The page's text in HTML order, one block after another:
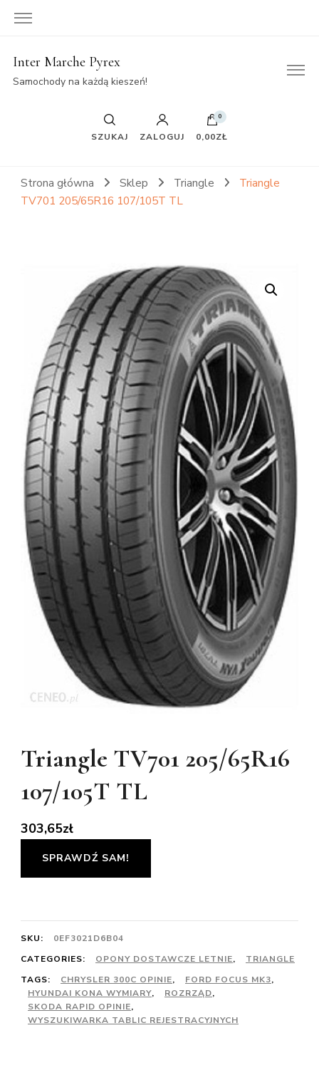
Inter Marche Pyrex
Samochody na każdą kieszeń!
SZUKAJ ZALOGUJ
0
0,00ZŁ
Strona główna Sklep Triangle
Triangle
TV701 205/65R16 107/105T TL
Triangle TV701 205/65R16
107/105T TL
303,65zł
SPRAWDŹ SAM!
SKU:
0EF3021D6B04
CATEGORIES:
OPONY DOSTAWCZE LETNIE,
TRIANGLE
TAGS:
CHRYSLER 300C OPINIE, FORD FOCUS MK3,
HYUNDAI KONA WYMIARY, ROZRZĄD,
SKODA RAPID OPINIE,
WYSZUKIWARKA TABLIC REJESTRACYJNYCH